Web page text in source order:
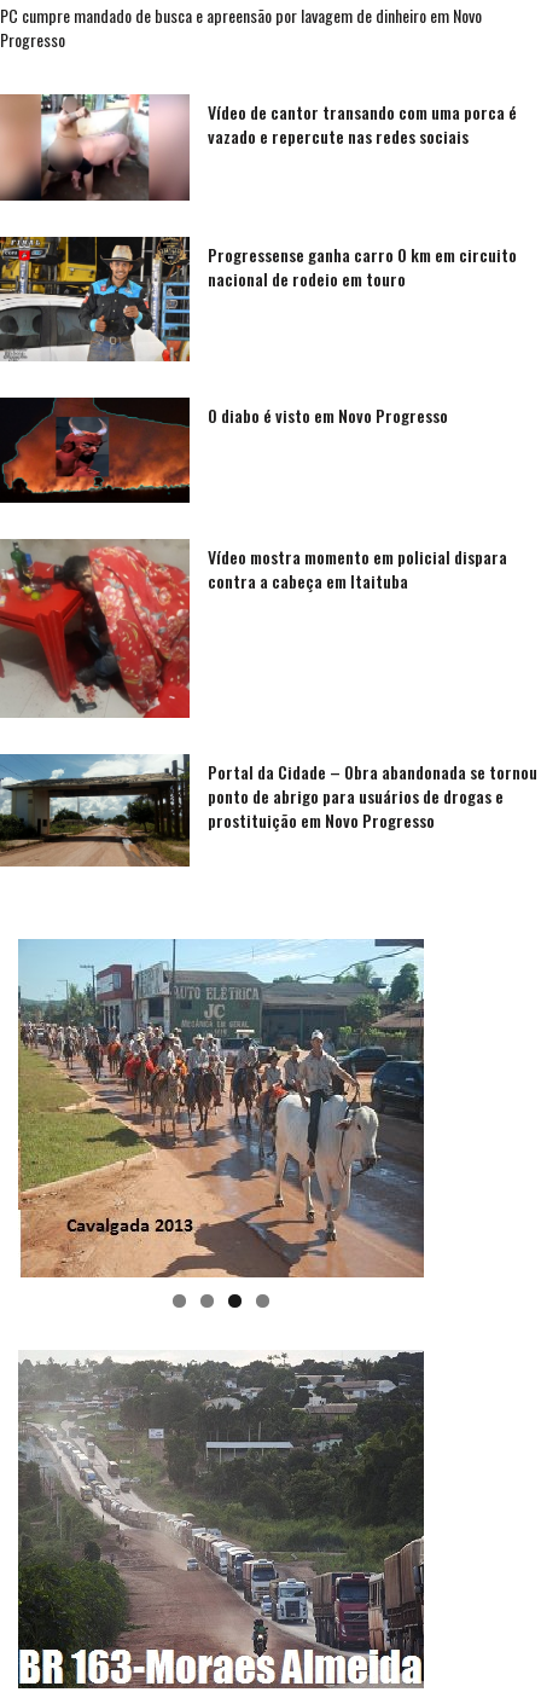
PC cumpre mandado de busca e apreensão por lavagem de dinheiro em Novo
Progresso
Vídeo de cantor transando com uma porca é
vazado e repercute nas redes sociais
Progressense ganha carro 0 km em circuito
nacional de rodeio em touro
O diabo é visto em Novo Progresso
Vídeo mostra momento em policial dispara
contra a cabeça em Itaituba
Portal da Cidade – Obra abandonada se tornou
ponto de abrigo para usuários de drogas e
prostituição em Novo Progresso